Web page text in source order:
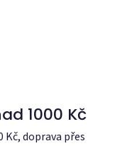
1000 Kč
Kč, doprava přes